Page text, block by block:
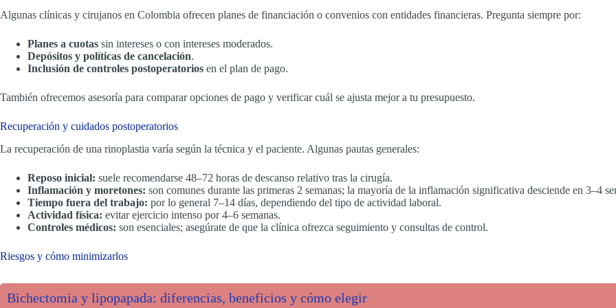
Algunas clínicas y cirujanos en Colombia ofrecen planes de financiación o convenios con entidades financieras. Pregunta siempre por:
Planes a cuotas sin intereses o con intereses moderados.
Depósitos y políticas de cancelación.
Inclusión de controles postoperatorios en el plan de pago.
También ofrecemos asesoría para comparar opciones de pago y verificar cuál se ajusta mejor a tu presupuesto.
Recuperación y cuidados postoperatorios
La recuperación de una rinoplastia varía según la técnica y el paciente. Algunas pautas generales:
Reposo inicial: suele recomendarse 48–72 horas de descanso relativo tras la cirugía.
Inflamación y moretones: son comunes durante las primeras 2 semanas; la mayoría de la inflamación significativa desciende en 3–4
Tiempo fuera del trabajo: por lo general 7–14 días, dependiendo del tipo de actividad laboral.
Actividad física: evitar ejercicio intenso por 4–6 semanas.
Controles médicos: son esenciales; asegúrate de que la clínica ofrezca seguimiento y consultas de control.
Riesgos y cómo minimizarlos
Bichectomia y lipopapada: diferencias, beneficios y cómo elegir